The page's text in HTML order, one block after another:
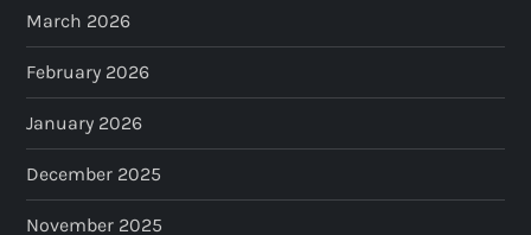
March 2026
February 2026
January 2026
December 2025
November 2025